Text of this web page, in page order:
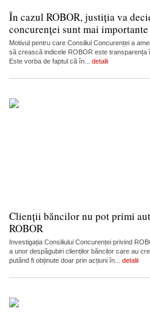
În cazul ROBOR, justiția va
concurenței sunt mai
Motivul pentru care Consiliul Concurenței a
să crească indicele ROBOR este transparența
Este vorba de faptul că în... detalii
Clienții băncilor nu pot primi
ROBOR
Investigația Consiliului Concurenței privind
a unor despăgubiri clienților băncilor care au
putând fi obținute doar prin acțiuni în... detalii